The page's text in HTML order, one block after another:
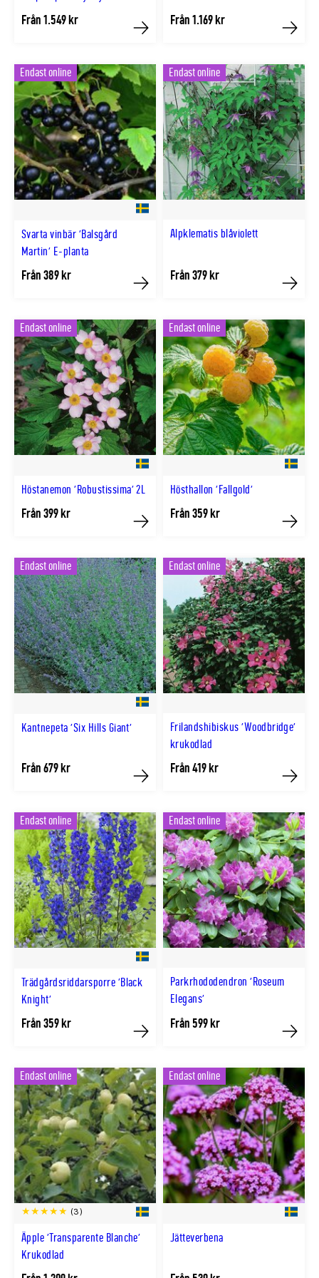
Från 1.549 kr
Köp
Från 1.169 kr
Köp
Svarta vinbär 'Balsgård
Martin' E-planta
Endast online
Från 389 kr
Köp
Alpklematis blåviolett
Endast online
Från 379 kr
Köp
Höstanemon 'Robustissima' 2L
Endast online
Från 399 kr
Köp
Hösthallon 'Fallgold'
Endast online
Från 359 kr
Köp
Kantnepeta 'Six Hills Giant'
Endast online
Från 679 kr
Köp
Frilandshibiskus 'Woodbridge'
krukodlad
Endast online
Från 419 kr
Köp
Trädgårdsriddarsporre 'Black
Knight'
Endast online
Från 359 kr
Köp
Parkrhododendron 'Roseum
Elegans'
Endast online
Från 599 kr
Köp
Äpple 'Transparente Blanche'
Krukodlad
(3)
Endast online
Jätteverbena
Endast online